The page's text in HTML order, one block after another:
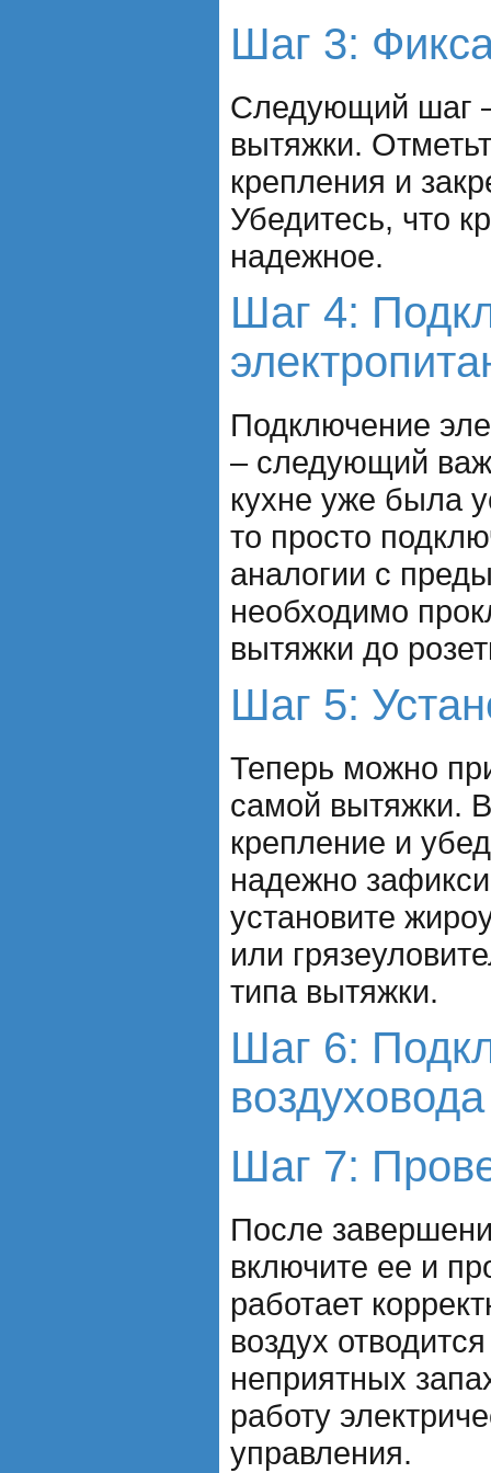
Шаг 3:
Следующий шаг
вытяжки.
крепления и
Убедитесь, что
надежное.
Шаг 4:
Подключение
– следующий
кухне уже была
то просто
аналогии с
необходимо
вытяжки до
Шаг 5:
Теперь можно
самой вытяжки.
крепление и
надежно
установите
или
типа вытяжки.
Шаг 6:
воздуховода
Шаг 7:
После
включите ее и
работает
воздух
неприятных
работу
управления.